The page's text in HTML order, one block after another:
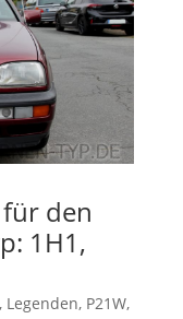
den
1H1,
Legenden, P21W,